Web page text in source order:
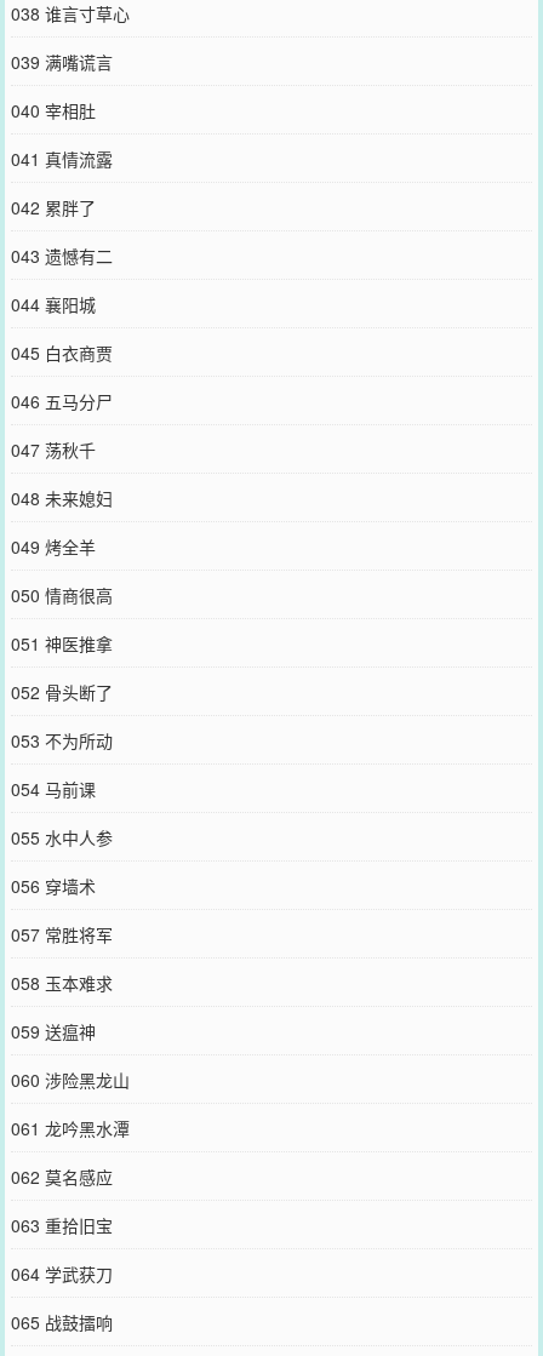
038 谁言寸草心
039 满嘴谎言
040 宰相肚
041 真情流露
042 累胖了
043 遗憾有二
044 襄阳城
045 白衣商贾
046 五马分尸
047 荡秋千
048 未来媳妇
049 烤全羊
050 情商很高
051 神医推拿
052 骨头断了
053 不为所动
054 马前课
055 水中人参
056 穿墙术
057 常胜将军
058 玉本难求
059 送瘟神
060 涉险黑龙山
061 龙吟黑水潭
062 莫名感应
063 重拾旧宝
064 学武获刀
065 战鼓擂响